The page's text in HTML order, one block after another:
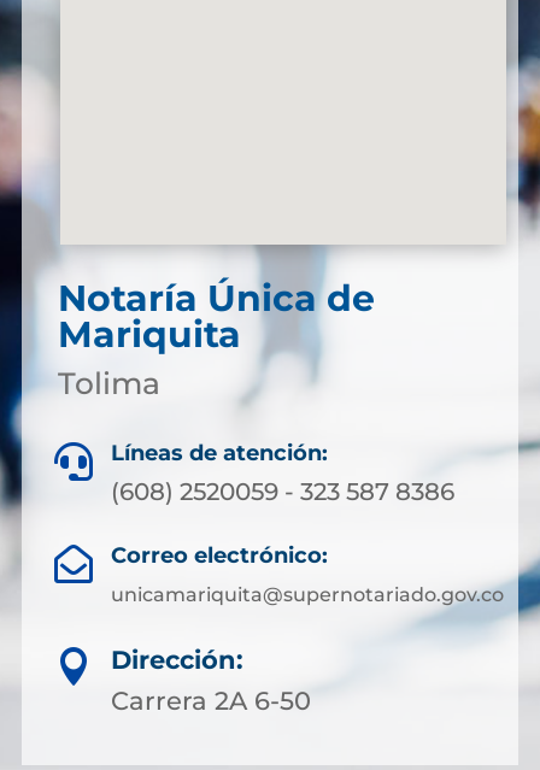
Notaría Única de
Mariquita
Tolima
 Líneas de atención:
(608) 2520059 - 323 587 8386
 Correo electrónico:
unicamariquita@supernotariado.gov.co

Dirección:
Carrera 2A 6-50